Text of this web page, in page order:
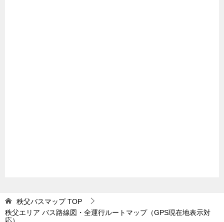
秩父バスマップTOP
秩父エリア バス路線図・全運行ルートマップ（GPS現在地表示対